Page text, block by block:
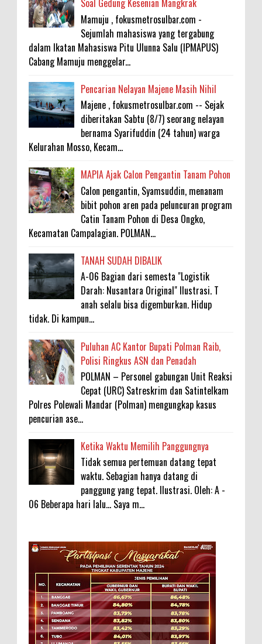
Soal Gedung Kesenian Mangkrak
Mamuju , fokusmetrosulbar.com -
Sejumlah mahasiswa yang tergabung
dalam Ikatan Mahasiswa Pitu Ulunna Salu (IPMAPUS)
Cabang Mamuju menggelar...
Pencarian Nelayan Majene Masih Nihil
Majene , fokusmetrosulbar.com -- Sejak
diberitakan Sabtu (8/7) seorang nelayan
bernama Syarifuddin (24 tahun) warga
Kelurahan Mosso, Kecam...
MAPIA Ajak Calon Pengantin Tanam Pohon
Calon pengantin, Syamsuddin, menanam
bibit pohon aren pada peluncuran program
Catin Tanam Pohon di Desa Ongko,
Kecamatan Campalagian. POLMAN...
TANAH SUDAH DIBALIK
A-06 Bagian dari semesta "Logistik
Darah: Nusantara Original" Ilustrasi. T
anah selalu bisa digemburkan. Hidup
tidak. Di kampun...
Puluhan AC Kantor Bupati Polman Raib,
Polisi Ringkus ASN dan Penadah
POLMAN – Personel gabungan Unit Reaksi
Cepat (URC) Satreskrim dan Satintelkam
Polres Polewali Mandar (Polman) mengungkap kasus
pencurian ase...
Ketika Waktu Memilih Panggungnya
Tidak semua pertemuan datang tepat
waktu. Sebagian hanya datang di
panggung yang tepat. Ilustrasi. Oleh: A -
06 Beberapa hari lalu... Saya m...